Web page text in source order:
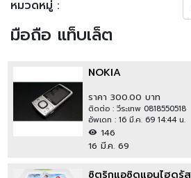
หมวดหมู่ :
มือถือ แท็บเล็ต
NOKIA
ราคา 300.00 บาท
ติดต่อ : วีระเทพ 0818550518
อัพเดท : 16 มี.ค. 69 14:44 น.
146
16 มี.ค. 69
ซิตริกแอซิดแอนไฮดรั